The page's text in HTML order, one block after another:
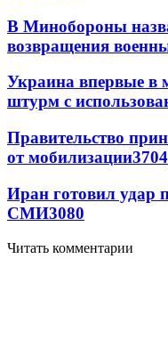
В Минобороны
возвращения
Украина впервые в
штурм с
Правительство
от мобилизации3704
Иран готовил удар
СМИ3080
Читать комментарии